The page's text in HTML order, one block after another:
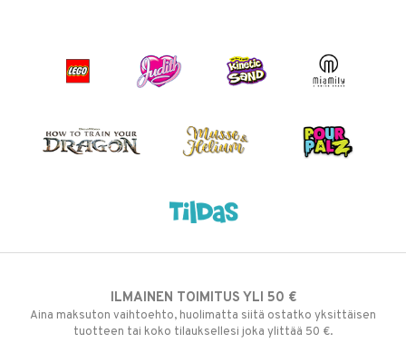
ILMAINEN TOIMITUS YLI 50 €
Aina maksuton vaihtoehto, huolimatta siitä ostatko yksittäisen
tuotteen tai koko tilauksellesi joka ylittää 50 €.